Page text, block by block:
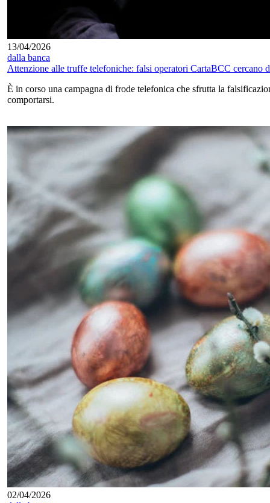
13/04/2026
dalla banca
Attenzione alle truffe telefoniche: falsi operatori CartaBCC cercano
È in corso una campagna di frode telefonica che sfrutta la
comportarsi.
02/04/2026